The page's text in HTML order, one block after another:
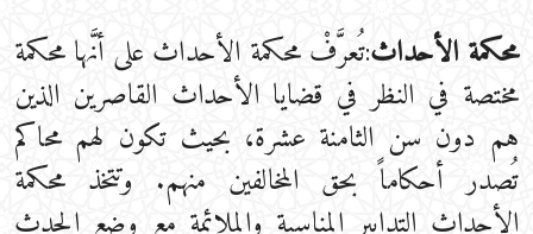
محكمة الأحداث:تُعرَّفْ محكمة الأحداث على أنَّها محكمة
مختصة في النظر في قضايا الأحداث القاصرين الذين
هم دون سن الثامنة عشرة، بحيث تكون لهم محاكم
تُصدر أحكاماً بحق المخالفين منهم. وتتخذ محكمة